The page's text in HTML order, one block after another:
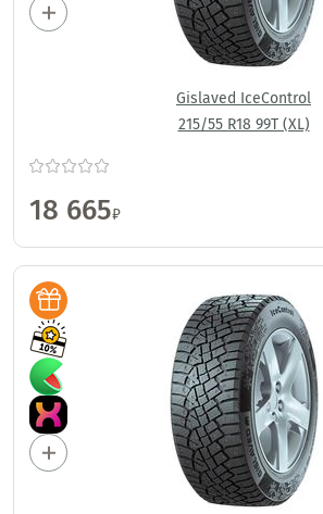
Gislaved IceControl
215/55 R18 99T (XL)
18 665₽